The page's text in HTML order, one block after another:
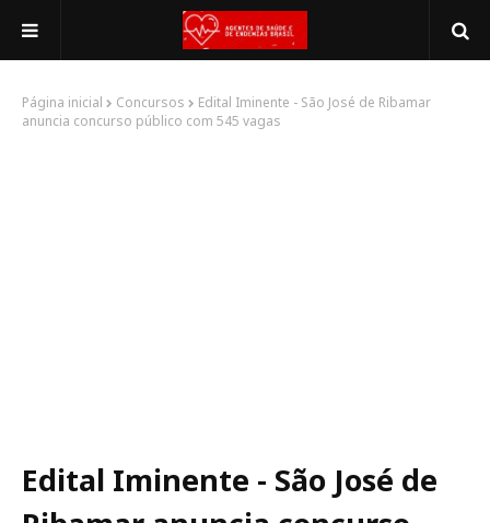
Página inicial Concursos
Edital Iminente - São José de Ribamar
anuncia concurso público com 545 vagas
Edital Iminente - São José de